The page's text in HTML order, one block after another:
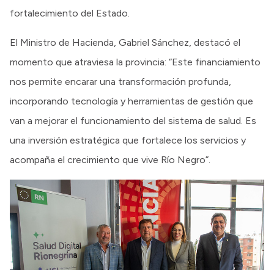
fortalecimiento del Estado.
El Ministro de Hacienda, Gabriel Sánchez, destacó el
momento que atraviesa la provincia: “Este financiamiento
nos permite encarar una transformación profunda,
incorporando tecnología y herramientas de gestión que
van a mejorar el funcionamiento del sistema de salud. Es
una inversión estratégica que fortalece los servicios y
acompaña el crecimiento que vive Río Negro”.